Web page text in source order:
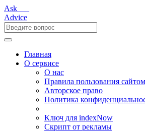
Ask___
Advice
Главная
О сервисе
О нас
Правила пользования сайтом
Авторское право
Политика
Ключ для indexNow
Скрипт от рекламы